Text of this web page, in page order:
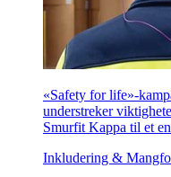
«Safety for life»-
understreker
Smurfit Kappa til et
Inkludering &